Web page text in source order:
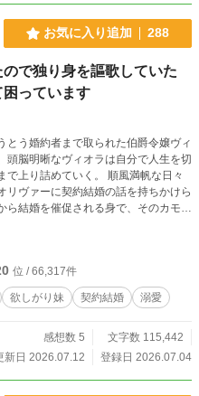
お気に入り追加 288
ので独り身を謳歌していた
っています
とう婚約者まで取られた伯爵令嬢ヴィ
頭脳明晰なヴィオラは自分で人生を切
で上り詰めていく。 順風満帆な日々
リヴァーに契約結婚の話を持ちかけら
ら結婚を催促される身で、そのカモフ
さしていたヴィオラは、いずれ離婚
。しかし、結婚が成立してから彼の
するつもりは一切なかった。自分が
に決まってるからだ。 一年で離婚
る彼を適当にあしらい続けるが……？
位 / 66,317件
欲しがり妹 契約結婚 溺愛
感想数 5
文字数 115,442
新日 2026.07.12
登録日 2026.07.04